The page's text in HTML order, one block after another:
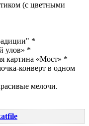
(с цветными
*
улов» *
картина «Мост» *
конверт в одном
мелочи.